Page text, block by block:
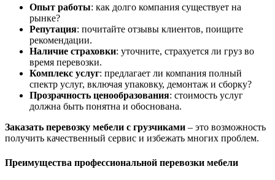
Опыт работы: как долго компания существует на
рынке?
Репутация: почитайте отзывы клиентов, поищите
рекомендации.
Наличие страховки: уточните, страхуется ли груз во
время перевозки.
Комплекс услуг: предлагает ли компания полный
спектр услуг, включая упаковку, демонтаж и сборку?
Прозрачность ценообразования: стоимость услуг
должна быть понятна и обоснована.
Заказать перевозку мебели с грузчиками – это возможность
получить качественный сервис и избежать многих проблем.
Преимущества профессиональной перевозки мебели